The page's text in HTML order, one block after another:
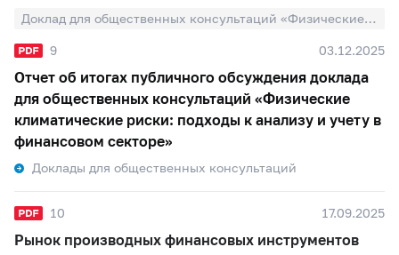
Доклад для общественных консультаций «Физические климатические риски: подходы к анализу и учету в финансовом секторе»
9 03.12.2025
Отчет об итогах публичного обсуждения доклада
для общественных консультаций «Физические
климатические риски: подходы к анализу и учету в
финансовом секторе»
Доклады для общественных консультаций
10 17.09.2025
Рынок производных финансовых инструментов